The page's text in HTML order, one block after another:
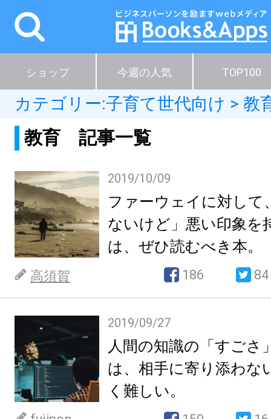
ショップ 今週の人気 TOP100
カテゴリー:子育て世代向け > 教
教育 記事一覧
2019/10/09
ファーウェイに対して
ないけど」悪い印象を
は、ぜひ読むべき本。
高須賀 186 84
2019/09/27
人間の知識の「すごさ
は、相手に寄り添わな
く難しい。